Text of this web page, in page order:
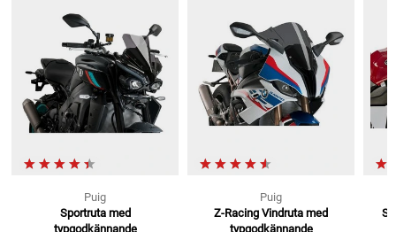
Puig
Sportruta med
typgodkännande
Puig
Z-Racing Vindruta med
typgodkännande